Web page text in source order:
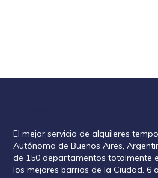
El mejor servicio de alquileres
Autónoma de Buenos Aires,
de 150 departamentos totalmente
los mejores barrios de la Ciudad. 6